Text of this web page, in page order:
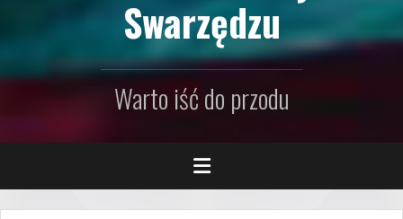
Swarzędzu
Warto iść do przodu